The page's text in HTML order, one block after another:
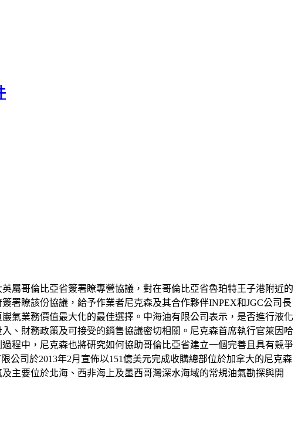
屬哥倫比亞省簽署瞭專營協議，對在哥倫比亞省魯珀特王子港附近的
署瞭該份協議，給予作業者尼克森及其合作夥伴INPEX和JGC公司長
氣業務價值最大化的最佳選擇。中海油有限公司表示，是否進行液化
、財務政策及可接受的銷售協議密切相關。尼克森首席執行官萊因哈
程中，尼克森也將研究如何協助哥倫比亞省建立一個完善且具有競爭
公司於2013年2月宣佈以151億美元完成收購總部位於加拿大的尼克森
主要位於北海、西非海上及墨西哥灣深水海域的常規油氣勘探與開